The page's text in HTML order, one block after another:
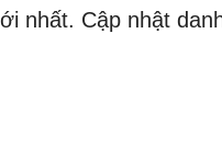
nhất. Cập nhật